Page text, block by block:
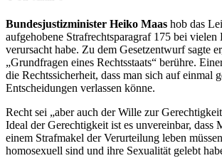
Bundesjustizminister Heiko Maas hob das
aufgehobene Strafrechtsparagraf 175 bei vielen
verursacht habe. Zu dem Gesetzentwurf sagte
„Grundfragen eines Rechtsstaats“ berühre.
die Rechtssicherheit, dass man sich auf einmal
Entscheidungen verlassen könne.
Recht sei „aber auch der Wille zur
Ideal der Gerechtigkeit ist es unvereinbar, dass
einem Strafmakel der Verurteilung leben
homosexuell sind und ihre Sexualität gelebt